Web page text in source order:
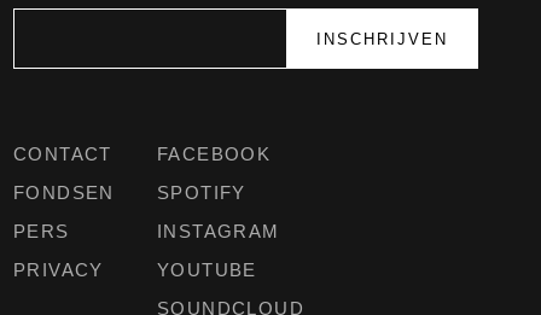
CONTACT
FONDSEN
PERS
PRIVACY
FACEBOOK
SPOTIFY
INSTAGRAM
YOUTUBE
SOUNDCLOUD